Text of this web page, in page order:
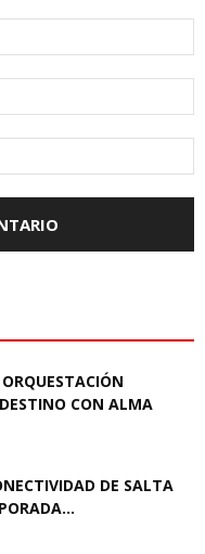
CON ALMA
DE SALTA